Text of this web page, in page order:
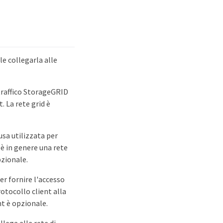
collegarla alle
StorageGRID
La rete grid è
utilizzata per
in genere una rete
fornire l'accesso
client alla
è opzionale.